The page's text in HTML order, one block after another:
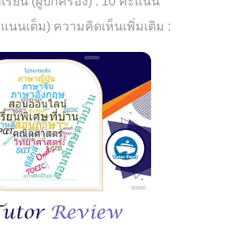
นนเต็ม) ความคิดเห็นเพิ่มเติม :